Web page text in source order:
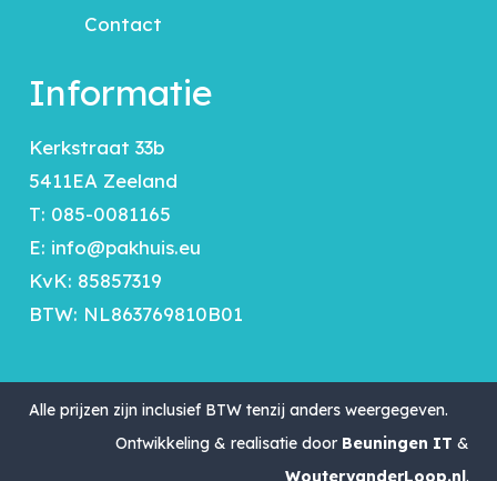
Contact
Informatie
Kerkstraat 33b
5411EA Zeeland
T: 085-0081165
E: info@pakhuis.eu
KvK: 85857319
BTW: NL863769810B01
Alle prijzen zijn inclusief BTW tenzij anders weergegeven.
Ontwikkeling & realisatie door Beuningen IT &
WoutervanderLoop.nl.